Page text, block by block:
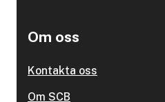
Om oss
Kontakta oss
Om SCB